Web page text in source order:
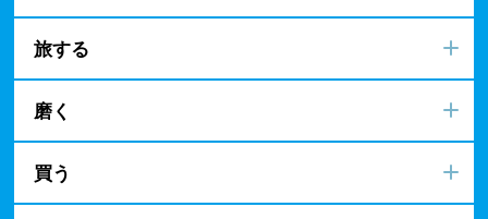
旅する
磨く
買う